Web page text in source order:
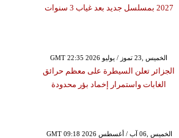
2027 بمسلسل جديد بعد غياب 3 سنوات
GMT 22:35 2026 الخميس ,23 تموز / يوليو
الجزائر تعلن السيطرة على معظم حرائق
الغابات واستمرار إخماد بؤر محدودة
GMT 09:18 2026 الخميس ,06 آب / أغسطس